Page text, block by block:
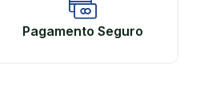
Pagamento Seguro